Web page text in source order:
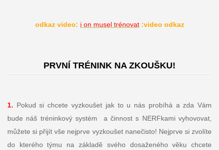
odkaz video: i on musel trénovat :video odkaz
PRVNÍ TRÉNINK NA ZKOUŠKU!
1. Pokud si chcete vyzkoušet jak to u nás probíhá a zda Vám
bude náš tréninkový systém a činnost s NERFkami vyhovovat,
můžete si přijít vše nejprve vyzkoušet nanečisto! Nejprve si zvolíte
do kterého týmu na základě svého dosaženého věku chcete